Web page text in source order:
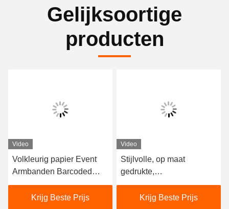
Gelijksoortige
producten
Video
Volkleurig papier Event
Armbanden Barcoded
Hittebestendige met Tyvek
materiaalKrijg Beste Prijs
Video
Stijlvolle, op maat
gedrukte,
evenementarmbanden,
waterdichte DuPont
Krijg Beste Prijs